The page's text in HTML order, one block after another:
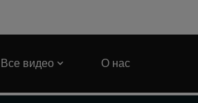
Все видео О нас